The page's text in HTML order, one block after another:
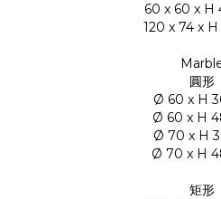
60 x 60 x H
120 x 74 x
圓形
Ø 60 x H
Ø 60 x H
Ø 70 x H
Ø 70 x H
矩形